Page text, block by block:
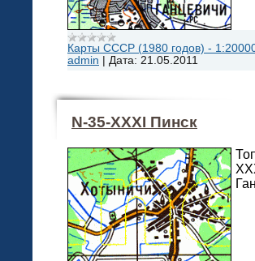
Карты СССР (1980 годов) -
admin
Дата: 21.05.2011
N-35-XXXI Пинск